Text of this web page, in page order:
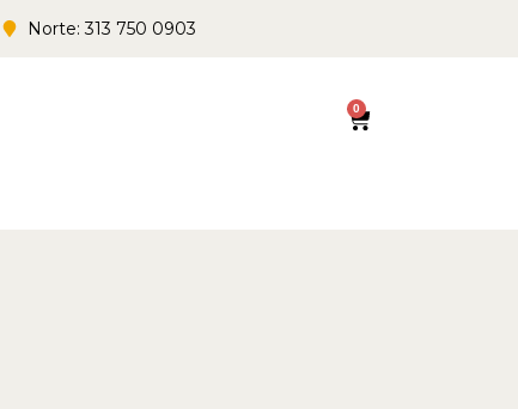
Norte: 313 750 0903
0
Cart